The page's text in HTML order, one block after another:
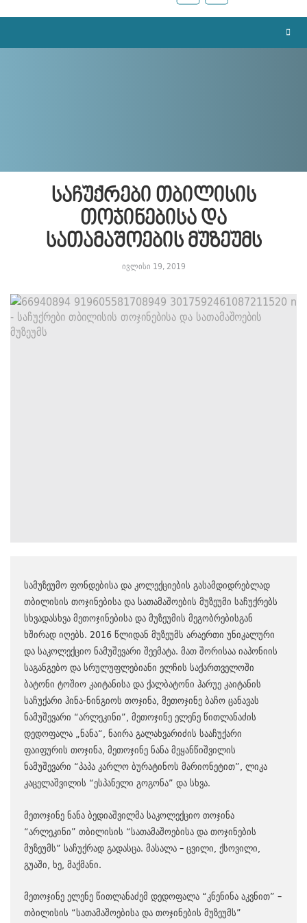
საჩუქრები თბილისის
თოჯინებისა და
სათამაშოების მუზეუმს
ივლისი 19, 2019
სამუზეუმო ფონდებისა და კოლექციების გასამდიდრებლად
თბილისის თოჯინებისა და სათამაშოების მუზეუმი საჩუქრებს
სხვადასხვა მეთოჯინებისა და მუზეუმის მეგობრებისგან
ხშირად იღებს. 2016 წლიდან მუზეუმს არაერთი უნიკალური
და საკოლექციო ნამუშევარი შეემატა. მათ შორისაა იაპონიის
საგანგებო და სრულუფლებიანი ელჩის საქართველოში
ბატონი ტოშიო კაიტანისა და ქალბატონი ჰარუე კაიტანის
საჩუქარი ჰინა-ნინგიოს თოჯინა, მეთოჯინე ბაჩო ცანავას
ნამუშევარი “არლეკინი”, მეთოჯინე ელენე წითლანაძის
დედოფალა „ნანა“, ნაირა გალახვარიძის სააჩუქარი
ფაიფურის თოჯინა, მეთოჯინე ნანა მეყანწიშვილის
ნამუშევარი “პაპა კარლო ბურატინოს მარიონეტით”, ლიკა
კაცელაშვილის “ესპანელი გოგონა” და სხვა.
მეთოჯინე ნანა ბედიაშვილმა საკოლექციო თოჯინა
“არლეკინი” თბილისის “სათამაშოებისა და თოჯინების
მუზეუმს” საჩუქრად გადასცა. მასალა – ცვილი, ქსოვილი,
გუაში, ხე, მაქმანი.
მეთოჯინე ელენე წითლანაძემ დედოფალა “კნენინა აკვნით” –
თბილისის “სათამაშოებისა და თოჯინების მუზეუმს”